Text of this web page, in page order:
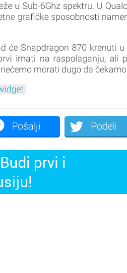
u Sub-6Ghz spektru. U
grafičke sposobnosti
će Snapdragon 870 krenuti
imati na raspolaganju, ali
morati dugo da
Pošalji Podeli
prvi i